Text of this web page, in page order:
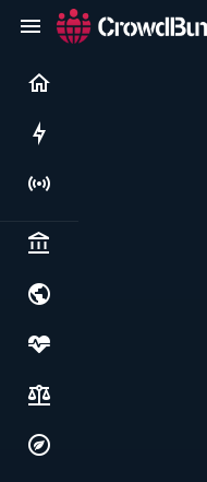
Politics & institutions
Society, justice & freedoms
Economy, environment & technology